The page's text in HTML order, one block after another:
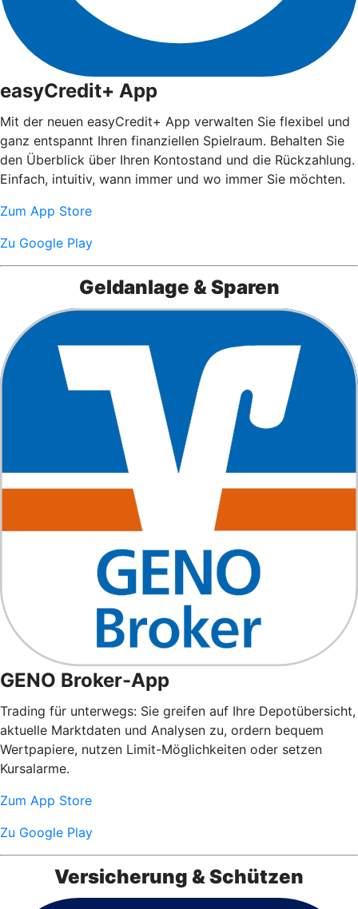
easyCredit+ App
Mit der neuen easyCredit+ App verwalten Sie flexibel und
ganz entspannt Ihren finanziellen Spielraum. Behalten Sie
den Überblick über Ihren Kontostand und die Rückzahlung.
Einfach, intuitiv, wann immer und wo immer Sie möchten.
Zum App Store
Zu Google Play
Geldanlage & Sparen
GENO Broker-App
Trading für unterwegs: Sie greifen auf Ihre Depotübersicht,
aktuelle Marktdaten und Analysen zu, ordern bequem
Wertpapiere, nutzen Limit-Möglichkeiten oder setzen
Kursalarme.
Zum App Store
Zu Google Play
Versicherung & Schützen